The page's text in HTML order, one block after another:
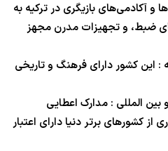
و آکادمی‌های بازیگری در ترکیه به
ضبط، و تجهیزات مدرن مجهز
این کشور دارای فرهنگ و تاریخی
المللی : مدارک اعطایی
از کشورهای برتر دنیا دارای اعتبار